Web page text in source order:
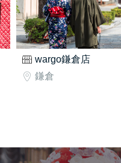
wargo鎌倉店
鎌倉